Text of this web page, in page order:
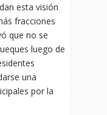
esta visión
fracciones
que no se
luego de
una
por la